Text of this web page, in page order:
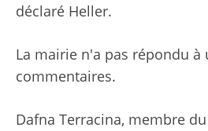
déclaré Heller.
La mairie n'a pas répondu à
commentaires.
Dafna Terracina, membre